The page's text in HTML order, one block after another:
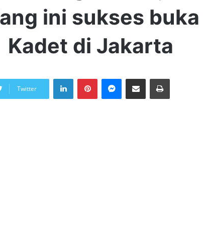
ini sukses
Kadet di Jakarta
Twitter
LinkedInPinterestMessenger
Share via Email Print